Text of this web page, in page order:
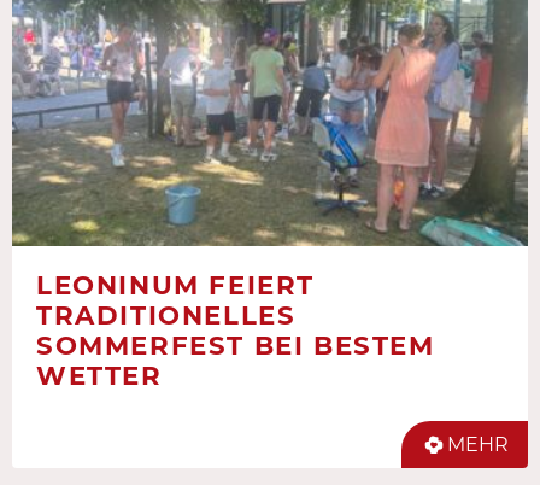
LEONINUM FEIERT
TRADITIONELLES
SOMMERFEST BEI BESTEM
WETTER
MEHR